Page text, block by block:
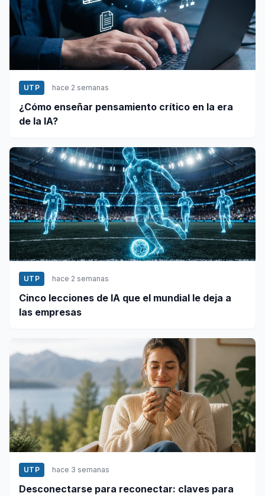
UTP hace 2 semanas
¿Cómo enseñar pensamiento crítico en la era
de la IA?
UTP hace 2 semanas
Cinco lecciones de IA que el mundial le deja a
las empresas
UTP hace 3 semanas
Desconectarse para reconectar: claves para